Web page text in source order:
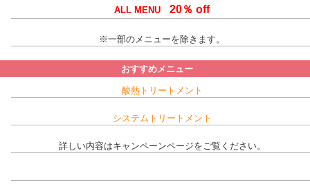
ALL MENU 20％ off
※一部のメニューを除きます。
おすすめメニュー
酸熱トリートメント
システムトリートメント
詳しい内容はキャンペーンページをご覧ください。